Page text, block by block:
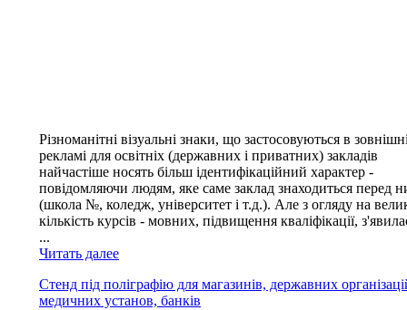
Різноманітні візуальні знаки, що застосовуються в
рекламі для освітніх (державних і приватних) закладів
найчастіше носять більш ідентифікаційний характер -
повідомляючи людям, яке саме заклад знаходиться перед
(школа №, коледж, університет і т.д.). Але з огляду на
кількість курсів - мовних, підвищення кваліфікації,
...
Читать далее
Стенд під поліграфію для магазинів, державних
медичних установ, банків